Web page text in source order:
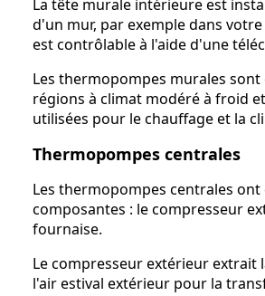
La tête murale intérieure est
d'un mur, par exemple dans
est contrôlable à l'aide d'une
Les thermopompes murales sont
régions à climat modéré à froid
utilisées pour le chauffage et la
Thermopompes centrales
Les thermopompes centrales ont
composantes : le compresseur
fournaise.
Le compresseur extérieur extrait
l'air estival extérieur pour la